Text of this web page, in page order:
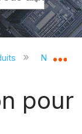
Notes de
pour